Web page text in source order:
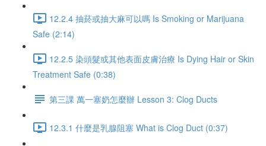
12.2.4 抽菸或抽大麻可以嗎 Is Smoking or Marijuana
Safe (2:14)
12.2.5 染頭髮或其他表面皮膚治療 Is Dying Hair or Skin
Treatment Safe (0:38)
第三課 萬一塞奶怎麼辦 Lesson 3: Clog Ducts
12.3.1 什麼是乳腺阻塞 What is Clog Duct (0:37)